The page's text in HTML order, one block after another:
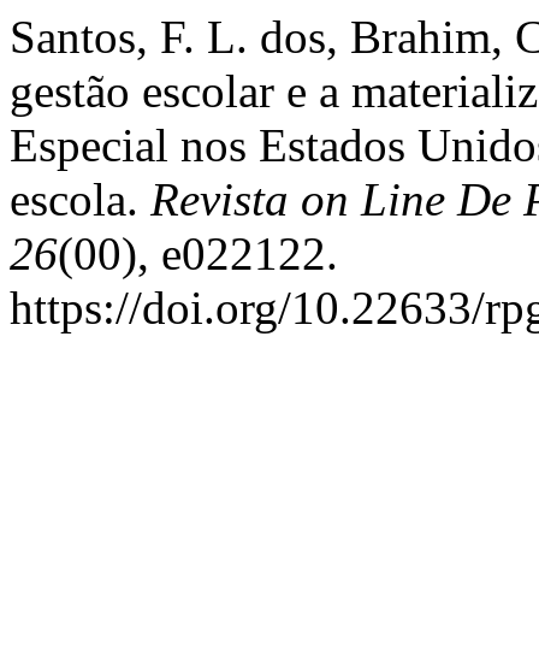
Santos, F. L. dos, Brahim,
gestão escolar e a
Especial nos Estados
escola. Revista on Line De
26(00), e022122.
https://doi.org/10.22633/